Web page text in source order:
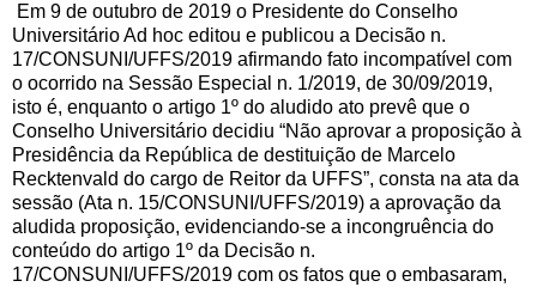
Em 9 de outubro de 2019 o Presidente do Conselho
Universitário Ad hoc editou e publicou a Decisão n.
17/CONSUNI/UFFS/2019 afirmando fato incompatível com
o ocorrido na Sessão Especial n. 1/2019, de 30/09/2019,
isto é, enquanto o artigo 1º do aludido ato prevê que o
Conselho Universitário decidiu “Não aprovar a proposição à
Presidência da República de destituição de Marcelo
Recktenvald do cargo de Reitor da UFFS”, consta na ata da
sessão (Ata n. 15/CONSUNI/UFFS/2019) a aprovação da
aludida proposição, evidenciando-se a incongruência do
conteúdo do artigo 1º da Decisão n.
17/CONSUNI/UFFS/2019 com os fatos que o embasaram,